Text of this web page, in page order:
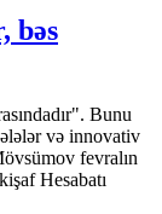
bəs
Bunu
və innovativ
fevralın
Hesabatı